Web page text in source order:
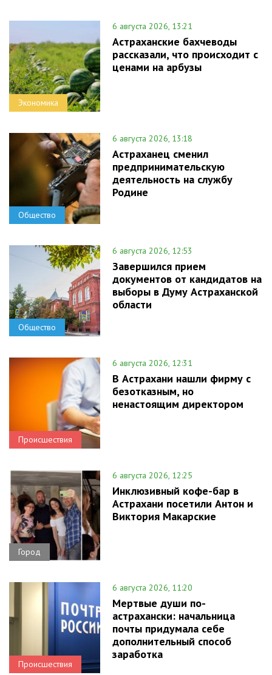
Экономика
6 августа 2026, 13:21
Астраханские бахчеводы
рассказали, что происходит с
ценами на арбузы
Общество
6 августа 2026, 13:18
Астраханец сменил
предпринимательскую
деятельность на службу
Родине
Общество
6 августа 2026, 12:53
Завершился прием
документов от кандидатов на
выборы в Думу Астраханской
области
Происшествия
6 августа 2026, 12:31
В Астрахани нашли фирму с
безотказным, но
ненастоящим директором
Город
6 августа 2026, 12:25
Инклюзивный кофе-бар в
Астрахани посетили Антон и
Виктория Макарские
Происшествия
6 августа 2026, 11:20
Мертвые души по-
астрахански: начальница
почты придумала себе
дополнительный способ
заработка